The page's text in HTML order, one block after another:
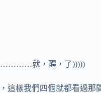
去…………就，醒，了)))))
這樣我們四個就都看過